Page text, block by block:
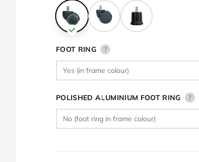
FOOT RING ?
POLISHED ALUMINIUM FOOT RING ?